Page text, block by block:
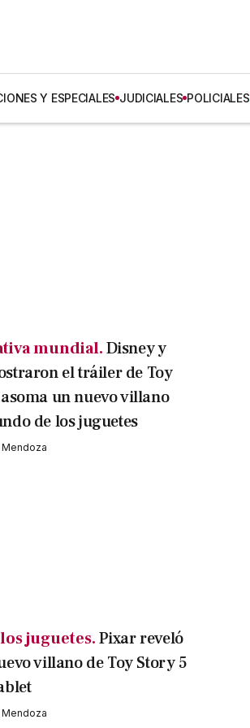
Y ESPECIALES JUDICIALES POLICIALES
mundial.Disney y
el tráiler de Toy
un nuevo villano
de los juguetes
Mendoza
juguetes.Pixar reveló
villano de Toy Story 5
Mendoza